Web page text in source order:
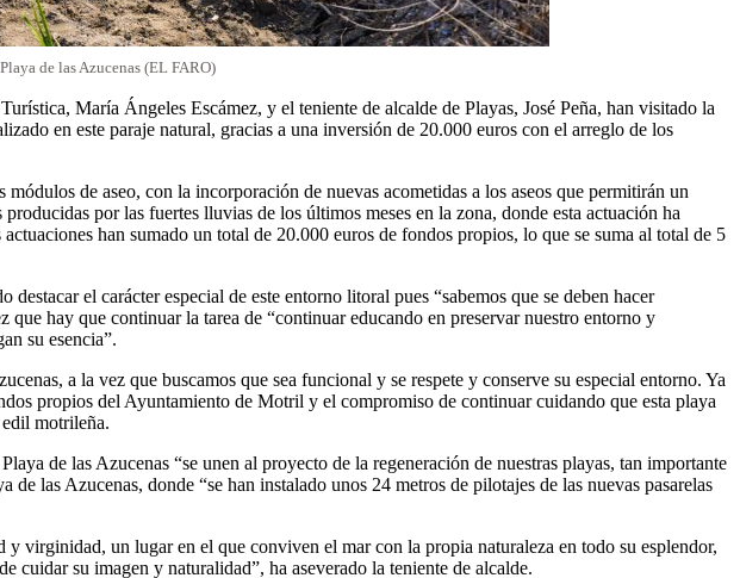
de las Azucenas (EL FARO)
María Ángeles Escámez, y el teniente de alcalde de Playas, José Peña, han visitado la
en este paraje natural, gracias a una inversión de 20.000 euros con el arreglo de los
de aseo, con la incorporación de nuevas acometidas a los aseos que permitirán un
por las fuertes lluvias de los últimos meses en la zona, donde esta actuación ha
han sumado un total de 20.000 euros de fondos propios, lo que se suma al total de 5
el carácter especial de este entorno litoral pues “sabemos que se deben hacer
hay que continuar la tarea de “continuar educando en preservar nuestro entorno y
su esencia”.
a la vez que buscamos que sea funcional y se respete y conserve su especial entorno. Ya
propios del Ayuntamiento de Motril y el compromiso de continuar cuidando que esta playa
motrileña.
de las Azucenas “se unen al proyecto de la regeneración de nuestras playas, tan importante
las Azucenas, donde “se han instalado unos 24 metros de pilotajes de las nuevas pasarelas
virginidad, un lugar en el que conviven el mar con la propia naturaleza en todo su esplendor,
cuidar su imagen y naturalidad”, ha aseverado la teniente de alcalde.